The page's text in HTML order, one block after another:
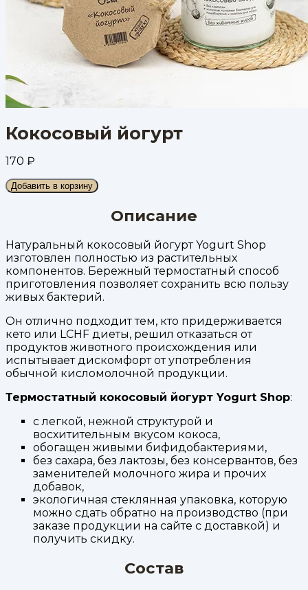
Кокосовый йогурт
170 ₽
Добавить в корзину
Описание
Натуральный кокосовый йогурт Yogurt Shop
изготовлен полностью из растительных
компонентов. Бережный термостатный способ
приготовления позволяет сохранить всю пользу
живых бактерий.
Он отлично подходит тем, кто придерживается
кето или LCHF диеты, решил отказаться от
продуктов животного происхождения или
испытывает дискомфорт от употребления
обычной кисломолочной продукции.
Термостатный кокосовый йогурт Yogurt Shop:
с легкой, нежной структурой и
восхитительным вкусом кокоса,
обогащен живыми бифидобактериями,
без сахара, без лактозы, без консервантов, без
заменителей молочного жира и прочих
добавок,
экологичная стеклянная упаковка, которую
можно сдать обратно на производство (при
заказе продукции на сайте с доставкой) и
получить скидку.
Состав